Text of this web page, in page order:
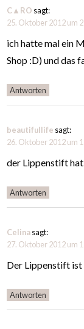
C▲RO sagt:
25. Oktober 2012 um
ich hatte mal ein
Shop :D) und das
Antworten
beautifullife sagt:
26. Oktober 2012 um
der Lippenstift
Antworten
Celinasagt:
27. Oktober 2012 um
Der Lippenstift
Antworten